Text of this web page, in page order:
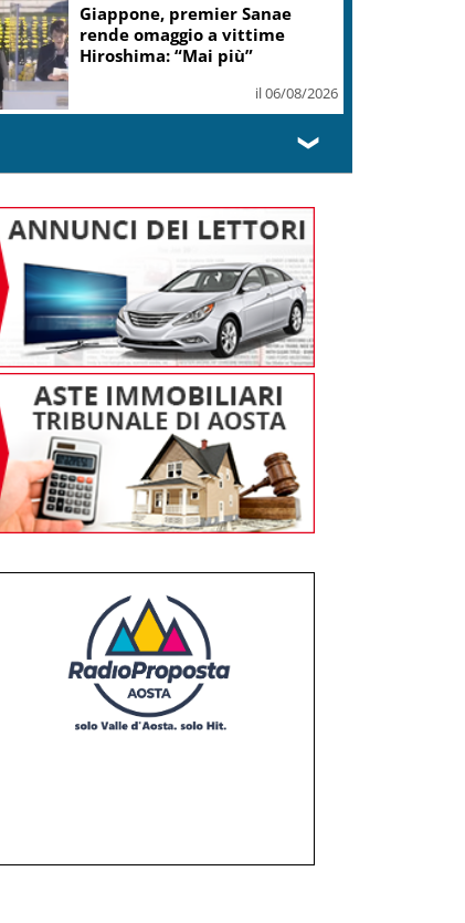
Napoli, Siglato protocollo
Commercialisti e Autorità
Portuale
il 06/08/2026
❯